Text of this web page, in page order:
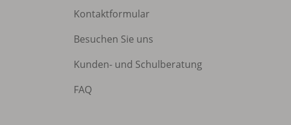
Kontaktformular
Besuchen Sie uns
Kunden- und Schulberatung
FAQ